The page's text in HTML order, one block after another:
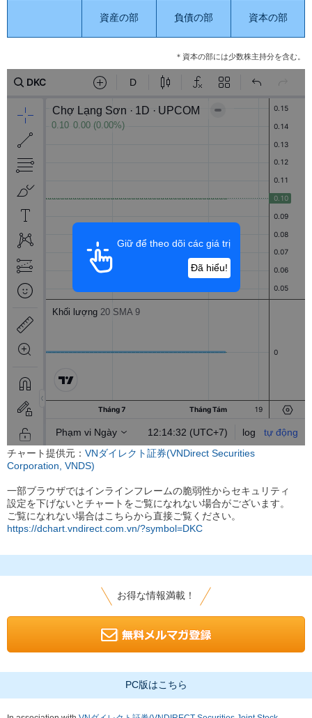
資産の部 負債の部 資本の部
＊資本の部には少数株主持分を含む。
チャート提供元： VNダイレクト証券(VNDirect Securities
Corporation, VNDS)
一部ブラウザではインラインフレームの脆弱性からセキュリティ
設定を下げないとチャートをご覧になれない場合がございます。
ご覧になれない場合はこちらから直接ご覧ください。
https://dchart.vndirect.com.vn/?symbol=DKC
お得な情報満載！
PC版はこちら